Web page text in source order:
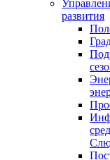
развития